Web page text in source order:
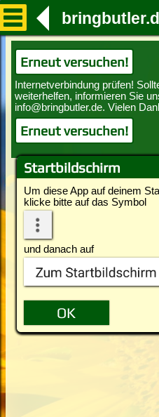
Startbildschirm
Um diese App auf deinem
klicke bitte auf das Symbol
und danach auf
Erneut versuchen!
Erneut versuchen!